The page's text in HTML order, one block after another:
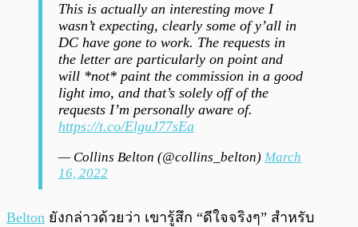
This is actually an interesting move I
wasn’t expecting, clearly some of y’all in
DC have gone to work. The requests in
the letter are particularly on point and
will *not* paint the commission in a good
light imo, and that’s solely off of the
requests I’m personally aware of.
https://t.co/ElguJ77sEa
— Collins Belton (@collins_belton) March
16, 2022
Belton ยังกล่าวด้วยว่า เขารู้สึก “ดีใจจริงๆ” สำหรับ